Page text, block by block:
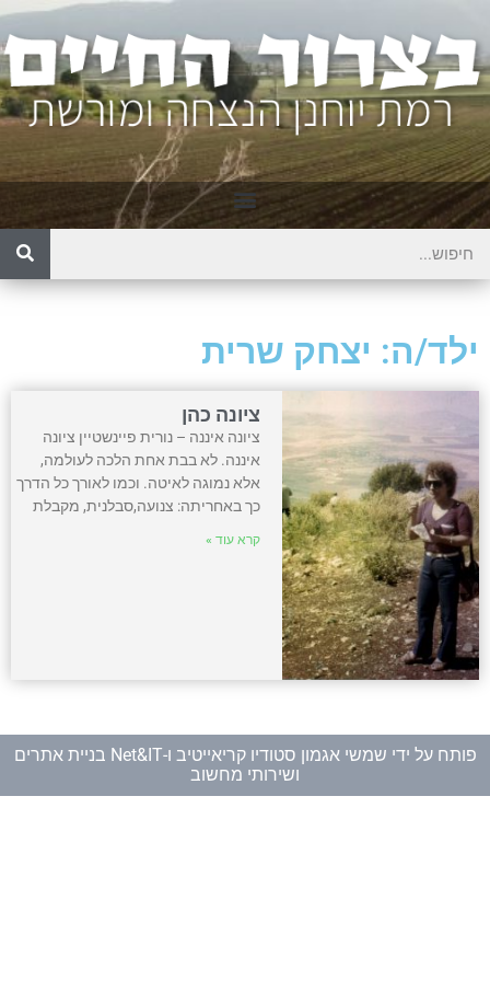
ילד/ה: יצחק שרית
ציונה כהן
ציונה איננה – נורית פיינשטיין ציונה
איננה. לא בבת אחת הלכה לעולמה,
אלא נמוגה לאיטה. וכמו לאורך כל הדרך
כך באחריתה: צנועה,סבלנית, מקבלת
קרא עוד »
פותח על ידי שמשי אגמון סטודיו קריאייטיב ו-
Net&IT בניית אתרים
ושירותי מחשוב